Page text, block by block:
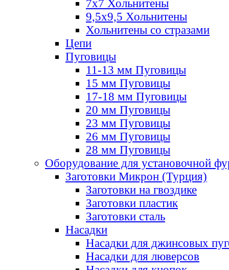
7х7 Хольнитены
9,5х9,5 Хольнитены
Хольнитены со стразами
Цепи
Пуговицы
11-13 мм Пуговицы
15 мм Пуговицы
17-18 мм Пуговицы
20 мм Пуговицы
23 мм Пуговицы
26 мм Пуговицы
28 мм Пуговицы
Оборудование для установочной
Заготовки Микрон (Турция)
Заготовки на гвоздике
Заготовки пластик
Заготовки сталь
Насадки
Насадки для джинсовых
Насадки для люверсов